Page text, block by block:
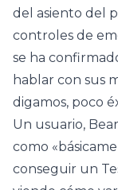
del asiento del
controles de
se ha
hablar con sus
digamos, poco
Un usuario,
como
conseguir un